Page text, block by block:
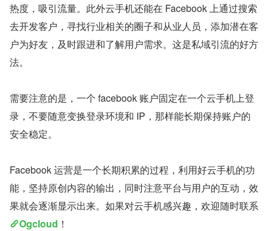
热度，吸引流量。此外云手机还能在 Facebook 上通过搜索
去开发客户，寻找行业相关的圈子和从业人员，添加潜在客
户为好友，及时跟进和了解用户需求。这是私域引流的好方
法。
需要注意的是，一个 facebook 账户固定在一个云手机上登
录，不要随意变换登录环境和 IP，那样能长期保持账户的
安全稳定。
Facebook 运营是一个长期积累的过程，利用好云手机的功
能，坚持原创内容的输出，同时注意平台与用户的互动，效
果就会逐渐显示出来。如果对云手机感兴趣，欢迎随时联系
Ogcloud ！